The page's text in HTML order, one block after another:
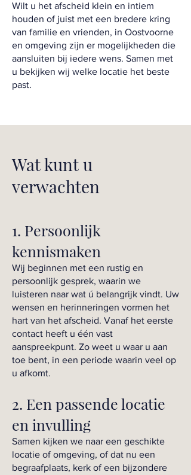
Wilt u het afscheid klein en intiem
houden of juist met een bredere kring
van familie en vrienden, in Oostvoorne
en omgeving zijn er mogelijkheden die
aansluiten bij iedere wens. Samen met
u bekijken wij welke locatie het beste
past.
Wat kunt u
verwachten
1. Persoonlijk
kennismaken
Wij beginnen met een rustig en
persoonlijk gesprek, waarin we
luisteren naar wat ú belangrijk vindt. Uw
wensen en herinneringen vormen het
hart van het afscheid. Vanaf het eerste
contact heeft u één vast
aanspreekpunt. Zo weet u waar u aan
toe bent, in een periode waarin veel op
u afkomt.
2. Een passende locatie
en invulling
Samen kijken we naar een geschikte
locatie of omgeving, of dat nu een
begraafplaats, kerk of een bijzondere